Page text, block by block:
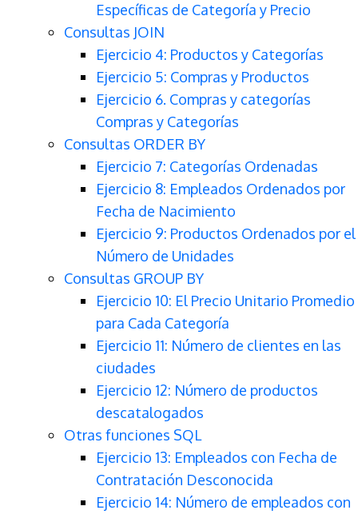
Específicas de Categoría y Precio
Consultas JOIN
Ejercicio 4: Productos y Categorías
Ejercicio 5: Compras y Productos
Ejercicio 6. Compras y categorías
Compras y Categorías
Consultas ORDER BY
Ejercicio 7: Categorías Ordenadas
Ejercicio 8: Empleados Ordenados por
Fecha de Nacimiento
Ejercicio 9: Productos Ordenados por el
Número de Unidades
Consultas GROUP BY
Ejercicio 10: El Precio Unitario Promedio
para Cada Categoría
Ejercicio 11: Número de clientes en las
ciudades
Ejercicio 12: Número de productos
descatalogados
Otras funciones SQL
Ejercicio 13: Empleados con Fecha de
Contratación Desconocida
Ejercicio 14: Número de empleados con